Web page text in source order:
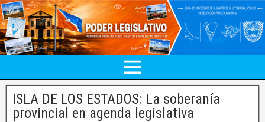
ISLA DE LOS ESTADOS: La soberanía
provincial en agenda legislativa